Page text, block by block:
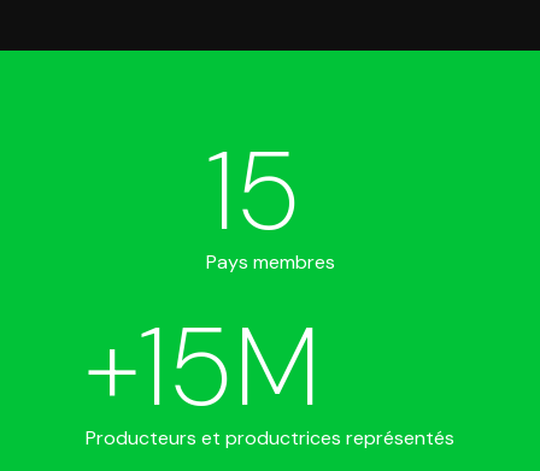
Pays membres
15
Producteurs et productrices représentés
+15M